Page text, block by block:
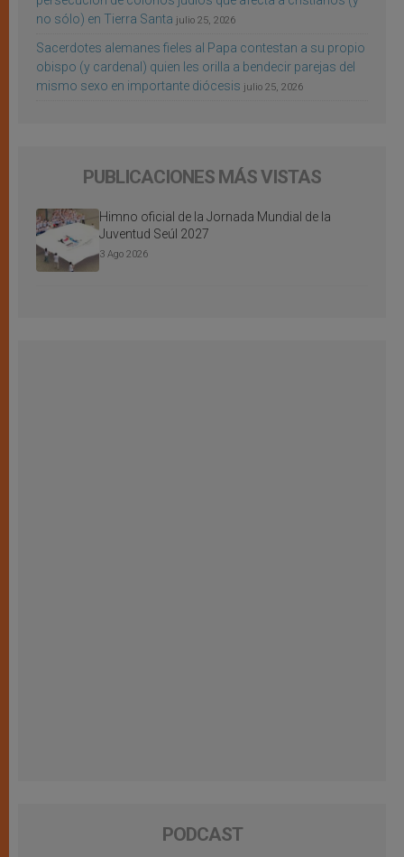
no sólo) en Tierra Santa julio 25, 2026
Sacerdotes alemanes fieles al Papa contestan a su propio
obispo (y cardenal) quien les orilla a bendecir parejas del
mismo sexo en importante diócesis julio 25, 2026
PUBLICACIONES MÁS VISTAS
Himno oficial de la Jornada Mundial de la
Juventud Seúl 2027
3 Ago 2026
PODCAST